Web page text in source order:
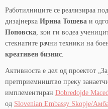
Работилниците се реализираа
дизајнерка Ирина Тошева и
Поповска, кои ги водеа
стекнатите рачни техники на
креативен бизнис.
Активноста е дел од проектот
претприемништво преку
имплементиран Dobredojde
од Slovenian Embassy Skopje/